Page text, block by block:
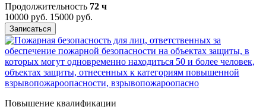
Продолжительность 72 ч
10000 руб. 15000 руб.
Записаться
Повышение квалификации